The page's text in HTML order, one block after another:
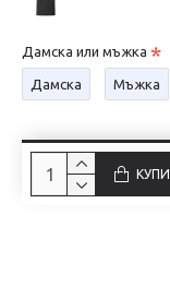
Дамска или мъжка
Дамска Мъжка
КУПИ